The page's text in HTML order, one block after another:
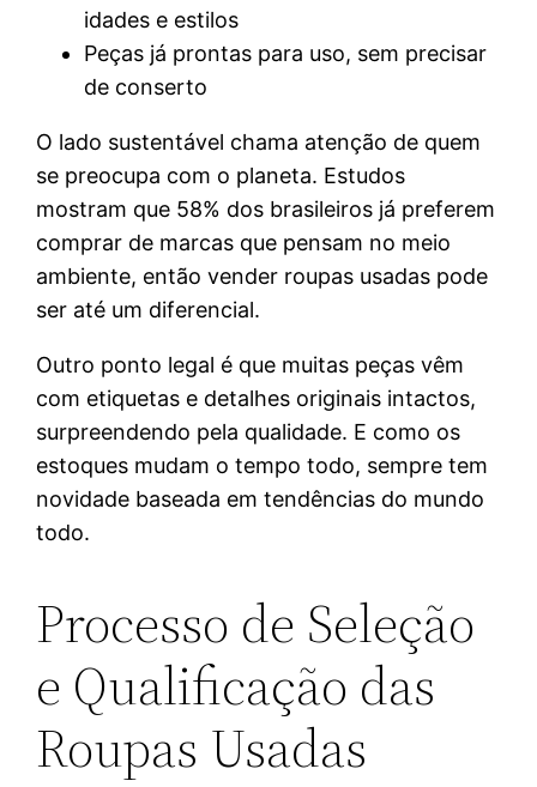
idades e estilos
Peças já prontas para uso, sem precisar
de conserto
O lado sustentável chama atenção de quem
se preocupa com o planeta. Estudos
mostram que 58% dos brasileiros já preferem
comprar de marcas que pensam no meio
ambiente, então vender roupas usadas pode
ser até um diferencial.
Outro ponto legal é que muitas peças vêm
com etiquetas e detalhes originais intactos,
surpreendendo pela qualidade. E como os
estoques mudam o tempo todo, sempre tem
novidade baseada em tendências do mundo
todo.
Processo de Seleção
e Qualificação das
Roupas Usadas